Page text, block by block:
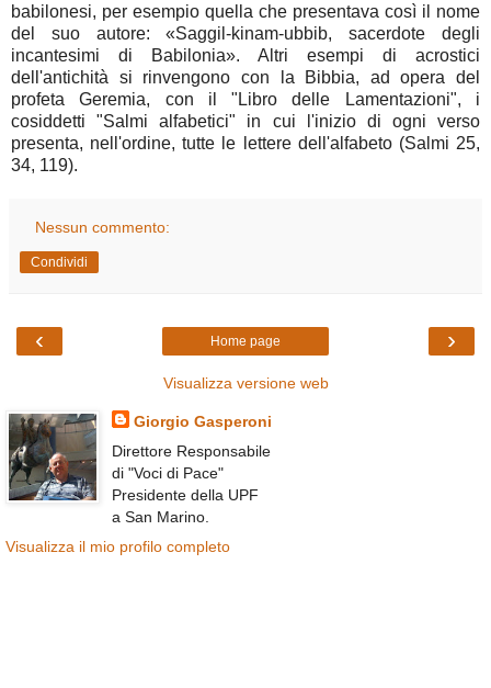
babilonesi, per esempio quella che presentava così il nome
del suo autore: «Saggil-kinam-ubbib, sacerdote degli
incantesimi di Babilonia». Altri esempi di acrostici
dell'antichità si rinvengono con la Bibbia, ad opera del
profeta Geremia, con il "Libro delle Lamentazioni", i
cosiddetti "Salmi alfabetici" in cui l'inizio di ogni verso
presenta, nell'ordine, tutte le lettere dell'alfabeto (Salmi 25,
34, 119).
Nessun commento:
Condividi
‹ ›
Home page
Visualizza versione web
Giorgio Gasperoni
Direttore Responsabile
di "Voci di Pace"
Presidente della UPF
a San Marino.
Visualizza il mio profilo completo